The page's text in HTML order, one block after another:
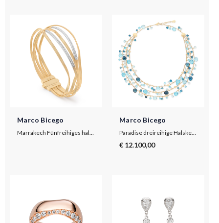
Marco Bicego Marco Bicego
€ 12.100,00